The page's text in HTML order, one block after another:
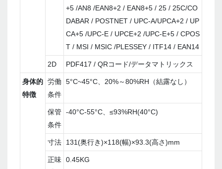
+5 /AN8 /EAN8+2 / EAN8+5 / 25 / 25C/CO
DABAR / POSTNET / UPC-A/UPCA+2 / UP
CA+5 /UPC-E / UPCE+2 /UPC-E+5 / CPOS
T / MSI / MSIC /PLESSEY / ITF14 / EAN14
2D PDF417 / QRコード/データマトリックス
身体的
特徴
労働
条件
5°C~45°C、20%～80%RH（結露なし）
保管
条件
-40°C-55°C、≤93%RH(40°C)
寸法 131(奥行き)×118(幅)×93.3(高さ)mm
正味 0.45KG